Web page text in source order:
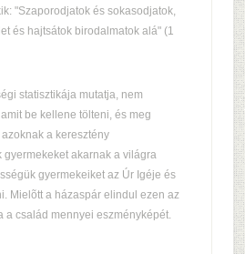
"Szaporodjatok és sokasodjatok,
és hajtsátok birodalmatok alá" (1
statisztikája mutatja, nem
be kellene tölteni, és meg
a keresztény
gyermekeket akarnak a világra
gyermekeiket az Úr Igéje és
Mielõtt a házaspár elindul ezen az
a család mennyei eszményképét.